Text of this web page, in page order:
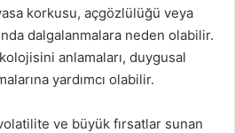
korkusu, açgözlülüğü veya
dalgalanmalara neden olabilir.
anlamaları, duygusal
yardımcı olabilir.
ve büyük fırsatlar sunan